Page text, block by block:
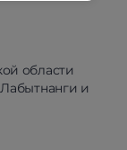
области
и